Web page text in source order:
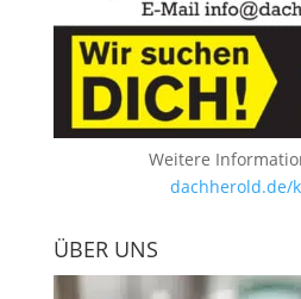
Weitere
dachherold.de/
ÜBER UNS